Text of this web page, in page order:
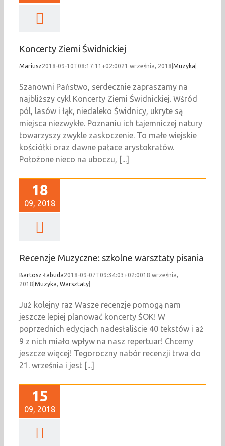
Koncerty Ziemi Świdnickiej
Mariusz2018-09-10T08:17:11+02:0021 września, 2018 Muzyka
Szanowni Państwo, serdecznie zapraszamy na
najbliższy cykl Koncerty Ziemi Świdnickiej. Wśród
pól, lasów i łąk, niedaleko Świdnicy, ukryte są
miejsca niezwykłe. Poznaniu ich tajemniczej natury
towarzyszy zwykle zaskoczenie. To małe wiejskie
kościółki oraz dawne pałace arystokratów.
Położone nieco na uboczu, [...]
18
09, 2018
Recenzje Muzyczne: szkolne warsztaty pisania
Bartosz Łabuda2018-09-07T09:34:03+02:0018 września,
2018 Muzyka, Warsztaty
Już kolejny raz Wasze recenzje pomogą nam
jeszcze lepiej planować koncerty ŚOK! W
poprzednich edycjach nadesłaliście 40 tekstów i aż
9 z nich miało wpływ na nasz repertuar! Chcemy
jeszcze więcej! Tegoroczny nabór recenzji trwa do
21. września i jest [...]
15
09, 2018